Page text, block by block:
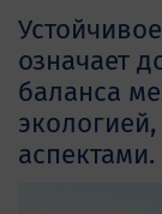
означает
баланса
аспектами.